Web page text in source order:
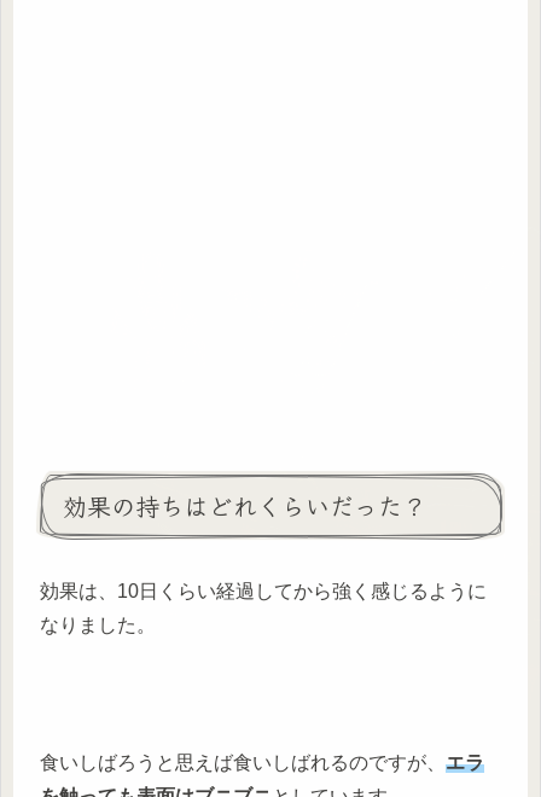
効果の持ちはどれくらいだった？
効果は、10日くらい経過してから強く感じるように
なりました。
食いしばろうと思えば食いしばれるのですが、 エラ